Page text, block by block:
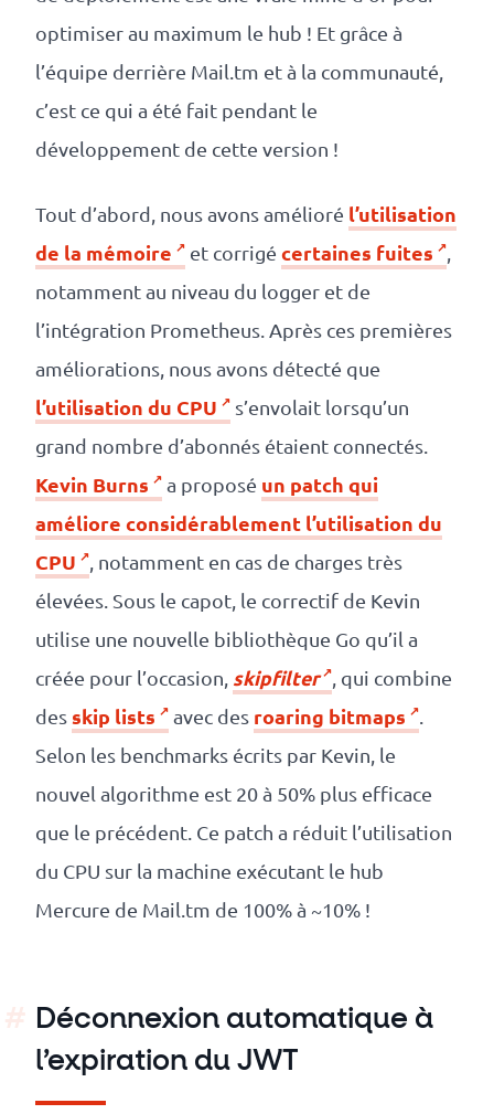
optimiser au maximum le hub ! Et grâce à
l’équipe derrière Mail.tm et à la communauté,
c’est ce qui a été fait pendant le
développement de cette version !
Tout d’abord, nous avons amélioré l’utilisation
de la mémoire
et corrigé certaines fuites
notamment au niveau du logger et de
l’intégration Prometheus. Après ces premières
améliorations, nous avons détecté que
l’utilisation du CPU
s’envolait lorsqu’un
grand nombre d’abonnés étaient connectés.
Kevin Burns a proposé un patch qui
améliore considérablement l’utilisation du
CPU
, notamment en cas de charges très
élevées. Sous le capot, le correctif de Kevin
utilise une nouvelle bibliothèque Go qu’il a
créée pour l’occasion, skipfilter
, qui combine
des skip lists avec des roaring bitmaps
Selon les benchmarks écrits par Kevin, le
nouvel algorithme est 20 à 50% plus efficace
que le précédent. Ce patch a réduit l’utilisation
du CPU sur la machine exécutant le hub
Mercure de Mail.tm de 100% à ~10% !
Déconnexion automatique à
l’expiration du JWT